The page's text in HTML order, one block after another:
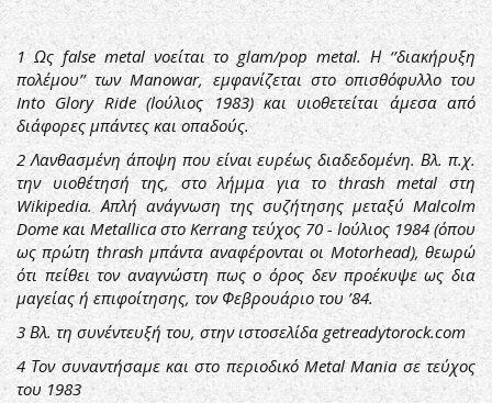
1 Ως false metal νοείται το glam/pop metal. Η ‘’διακήρυξη
πολέμου’’ των Manowar, εμφανίζεται στο οπισθόφυλλο του
Into Glory Ride (Ιούλιος 1983) και υιοθετείται άμεσα από
διάφορες μπάντες και οπαδούς.
2Λανθασμένη άποψη που είναι ευρέως διαδεδομένη. Βλ. π.χ.
την υιοθέτησή της, στο λήμμα για το thrash metal στη
Wikipedia. Απλή ανάγνωση της συζήτησης μεταξύ Malcolm
Dome και Metallica στο Kerrang τεύχος 70 - Ιούλιος 1984 (όπου
ως πρώτη thrash μπάντα αναφέρονται οι Motorhead), θεωρώ
ότι πείθει τον αναγνώστη πως ο όρος δεν προέκυψε ως δια
μαγείας ή επιφοίτησης, τον Φεβρουάριο του ’84.
3Βλ. τη συνέντευξή του, στην ιστοσελίδα getreadytorock.com
4 Τον συναντήσαμε και στο περιοδικό Metal Mania σε τεύχος
του 1983